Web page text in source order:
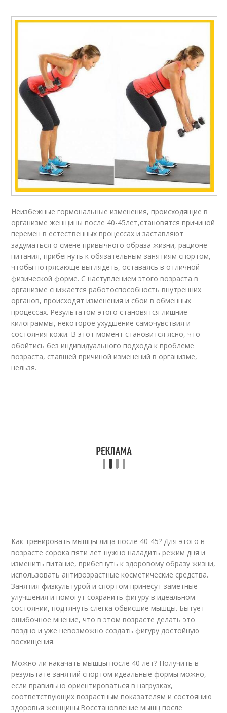
Неизбежные гормональные изменения, происходящие в
организме женщины после 40-45лет,становятся причиной
перемен в естественных процессах и заставляют
задуматься о смене привычного образа жизни, рационе
питания, прибегнуть к обязательным занятиям спортом,
чтобы потрясающе выглядеть, оставаясь в отличной
физической форме. С наступлением этого возраста в
организме снижается работоспособность внутренних
органов, происходят изменения и сбои в обменных
процессах. Результатом этого становятся лишние
килограммы, некоторое ухудшение самочувствия и
состояния кожи. В этот момент становится ясно, что
обойтись без индивидуального подхода к проблеме
возраста, ставшей причиной изменений в организме,
нельзя.
Как тренировать мышцы лица после 40-45? Для этого в
возрасте сорока пяти лет нужно наладить режим дня и
изменить питание, прибегнуть к здоровому образу жизни,
использовать антивозрастные косметические средства.
Занятия физкультурой и спортом принесут заметные
улучшения и помогут сохранить фигуру в идеальном
состоянии, подтянуть слегка обвисшие мышцы. Бытует
ошибочное мнение, что в этом возрасте делать это
поздно и уже невозможно создать фигуру достойную
восхищения.
Можно ли накачать мышцы после 40 лет? Получить в
результате занятий спортом идеальные формы можно,
если правильно ориентироваться в нагрузках,
соответствующих возрастным показателям и состоянию
здоровья женщины.Восстановление мышц после